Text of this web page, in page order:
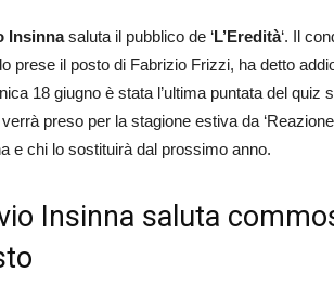
Insinnasaluta il pubblico de ‘L’Eredità‘. Il
prese il posto di Fabrizio Frizzi, ha detto
18 giugno è stata l’ultima puntata del
preso per la stagione estiva da
e chi lo sostituirà dal prossimo anno.
Insinna saluta